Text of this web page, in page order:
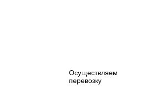
Осуществляем
перевозку